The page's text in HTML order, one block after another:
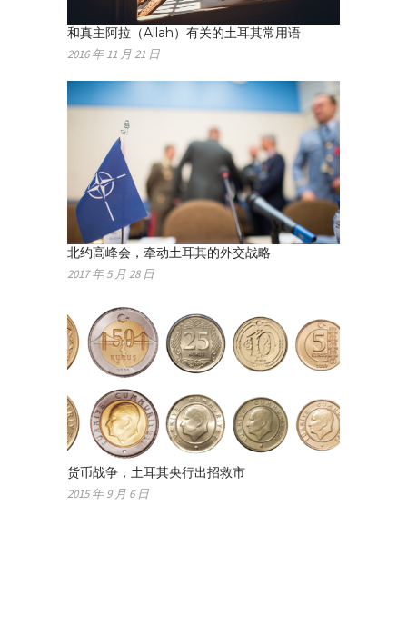
和真主阿拉（Allah）有关的土耳其常用语
2016 年 11 月 21 日
北约高峰会，牵动土耳其的外交战略
2017 年 5 月 28 日
货币战争，土耳其央行出招救市
2015 年 9 月 6 日